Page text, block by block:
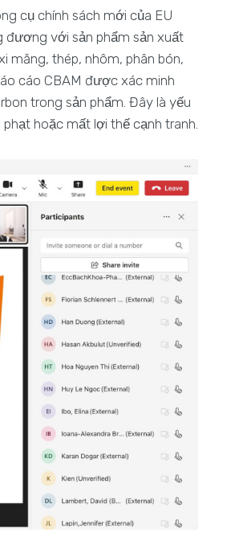
cụ chính sách mới của EU
đương với sản phẩm sản xuất
măng, thép, nhôm, phân bón,
cáo CBAM được xác minh
trong sản phẩm. Đây là yếu
hoặc mất lợi thế cạnh tranh.